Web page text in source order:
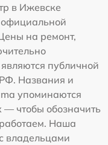
в Ижевске
официальной
на ремонт,
публичной
Названия и
упоминаются
чтобы обозначить
Наша
владельцами